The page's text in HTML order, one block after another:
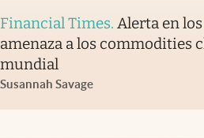
Financial Times. Alerta en
amenaza a los commodities
mundial
Susannah Savage